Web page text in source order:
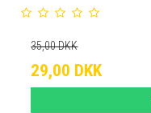
35,00 DKK
29,00 DKK